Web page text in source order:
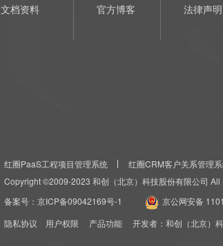
文档资料
官方博客
法律声明
红圈PaaS工程项目管理系统 红圈CRM客户关系管理
Copyright ©2009-2023 和创（北京）科技股份有限公司
备案号：京ICP备09042169号-1
京公网安备
隐私协议
用户权限 产品功能 开发者：和创（北京）